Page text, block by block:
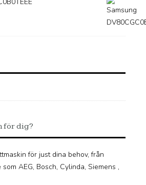
för dig?
för just dina behov, från
AEG, Bosch, Cylinda, Siemens ,